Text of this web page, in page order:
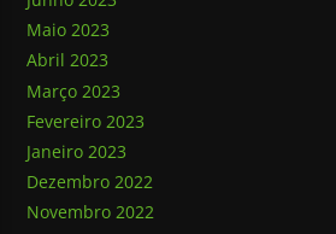
Maio 2023
Abril 2023
Março 2023
Fevereiro 2023
Janeiro 2023
Dezembro 2022
Novembro 2022